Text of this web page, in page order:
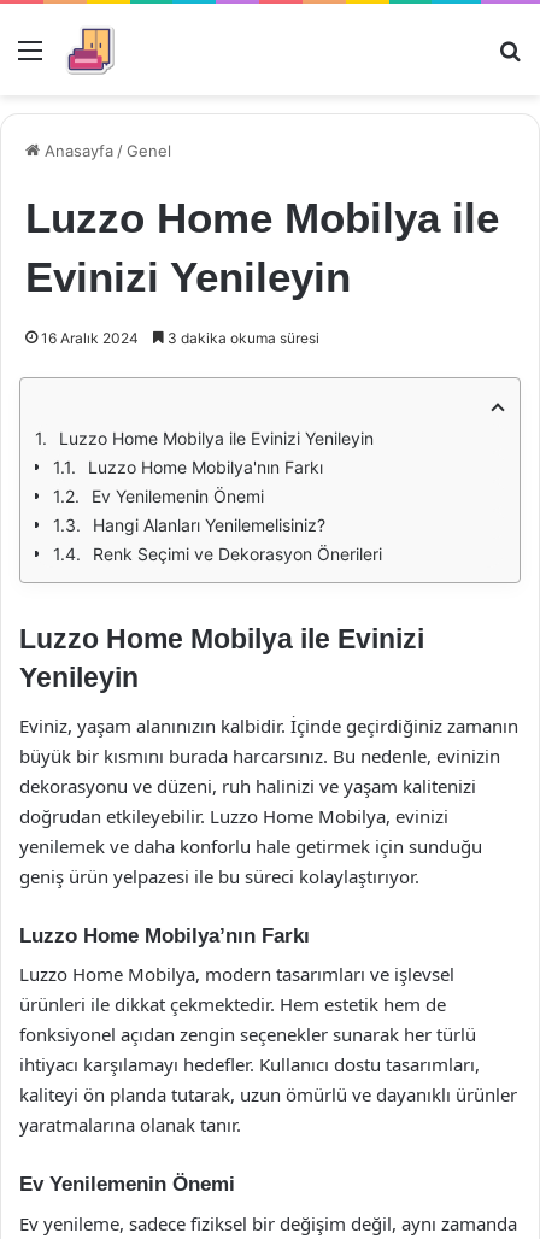
Menü
Anasayfa /Genel
Luzzo Home Mobilya ile
Evinizi Yenileyin
16 Aralık 2024 3 dakika okuma süresi
Luzzo Home Mobilya ile Evinizi Yenileyin
Luzzo Home Mobilya'nın Farkı
Ev Yenilemenin Önemi
Hangi Alanları Yenilemelisiniz?
Renk Seçimi ve Dekorasyon Önerileri
Luzzo Home Mobilya ile Evinizi
Yenileyin
Eviniz, yaşam alanınızın kalbidir. İçinde geçirdiğiniz zamanın
büyük bir kısmını burada harcarsınız. Bu nedenle, evinizin
dekorasyonu ve düzeni, ruh halinizi ve yaşam kalitenizi
doğrudan etkileyebilir. Luzzo Home Mobilya, evinizi
yenilemek ve daha konforlu hale getirmek için sunduğu
geniş ürün yelpazesi ile bu süreci kolaylaştırıyor.
Luzzo Home Mobilya’nın Farkı
Luzzo Home Mobilya, modern tasarımları ve işlevsel
ürünleri ile dikkat çekmektedir. Hem estetik hem de
fonksiyonel açıdan zengin seçenekler sunarak her türlü
ihtiyacı karşılamayı hedefler. Kullanıcı dostu tasarımları,
kaliteyi ön planda tutarak, uzun ömürlü ve dayanıklı ürünler
yaratmalarına olanak tanır.
Ev Yenilemenin Önemi
Ev yenileme, sadece fiziksel bir değişim değil, aynı zamanda